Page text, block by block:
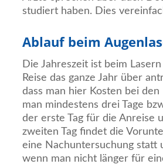
studiert haben. Dies
Ablauf beim
Die Jahreszeit ist beim
Reise das ganze Jahr über
dass man hier Kosten bei
man mindestens drei Tage
der erste Tag für die Anreise
zweiten Tag findet die
eine Nachuntersuchung statt
wenn man nicht länger für